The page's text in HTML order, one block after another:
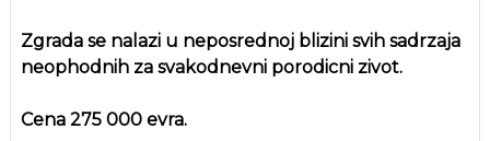
Zgrada se nalazi u neposrednoj blizini svih sadrzaja
neophodnih za svakodnevni porodicni zivot.
Cena 275 000 evra.